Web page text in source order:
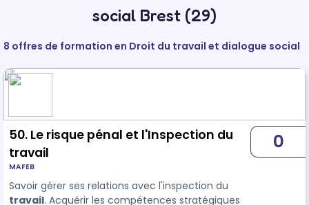
social Brest (29)
8 offres de formation en Droit du travail et dialogue social
50. Le risque pénal et l'Inspection du
travail
MAFEB
Savoir gérer ses relations avec l'inspection du
travail. Acquérir les compétences stratégiques
0